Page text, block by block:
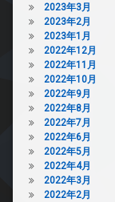
2023年3月
2023年2月
2023年1月
2022年12月
2022年11月
2022年10月
2022年9月
2022年8月
2022年7月
2022年6月
2022年5月
2022年4月
2022年3月
2022年2月